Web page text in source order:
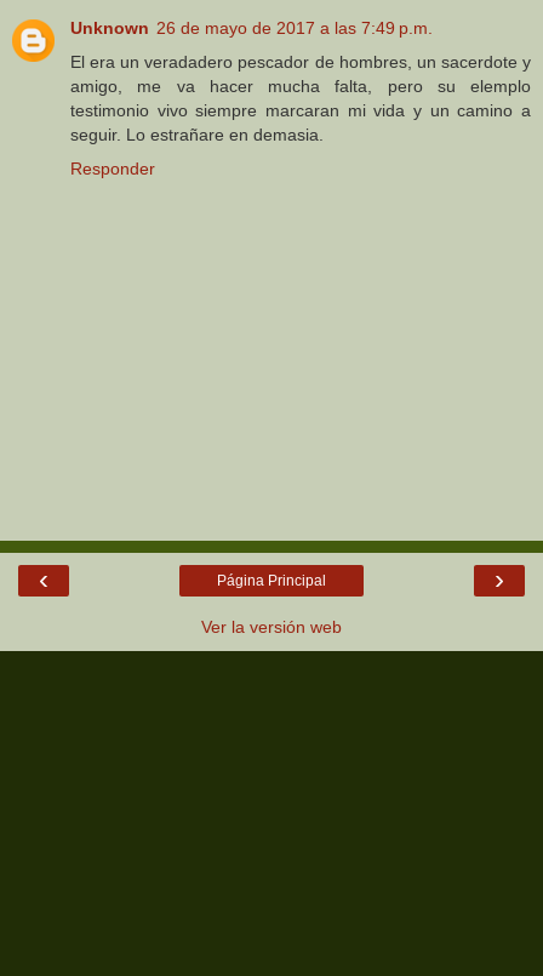
Unknown 26 de mayo de 2017 a las 7:49 p.m.
El era un veradadero pescador de hombres, un sacerdote y
amigo, me va hacer mucha falta, pero su elemplo
testimonio vivo siempre marcaran mi vida y un camino a
seguir. Lo estrañare en demasia.
Responder
‹ ›
Página Principal
Ver la versión web